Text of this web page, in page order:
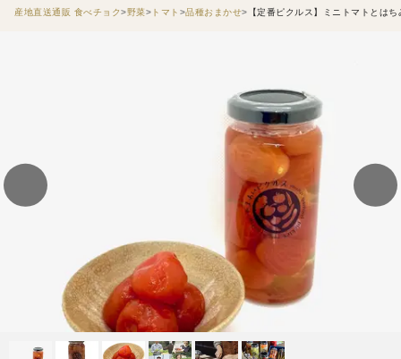
産地直送通販 食べチョク 野菜 トマト 品種おまかせ 【定番ピクルス】ミニトマトとはち